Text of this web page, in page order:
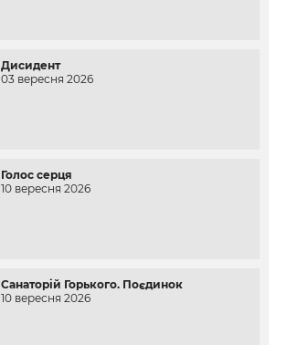
Дисидент
03 вересня 2026
Голос серця
10 вересня 2026
Санаторій Горького. Поєдинок
10 вересня 2026